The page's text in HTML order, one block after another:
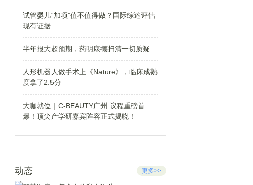
试管婴儿“加项”值不值得做？国际综述评估
现有证据
半年报大超预期，药明康德扫清一切质疑
人形机器人做手术上《Nature》，临床成熟
度拿了2.5分
大咖就位｜C-BEAUTY广州 议程重磅首
爆！顶尖产学研嘉宾阵容正式揭晓！
动态 更多>>